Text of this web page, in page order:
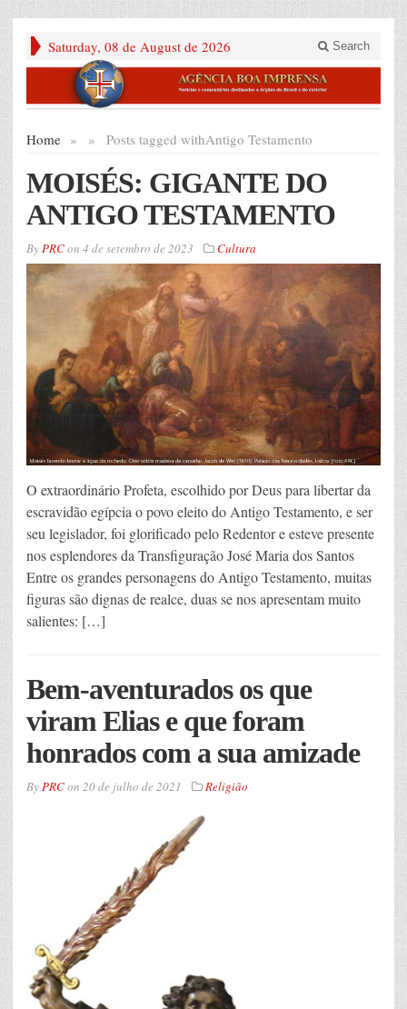
Saturday, 08 de August de 2026 Search
Home » Posts tagged with
» Antigo Testamento
MOISÉS: GIGANTE DO
ANTIGO TESTAMENTO
ByPRCon 4 de setembro de 2023 Cultura
O extraordinário Profeta, escolhido por Deus para libertar da
escravidão egípcia o povo eleito do Antigo Testamento, e ser
seu legislador, foi glorificado pelo Redentor e esteve presente
nos esplendores da Transfiguração José Maria dos Santos
Entre os grandes personagens do Antigo Testamento, muitas
figuras são dignas de realce, duas se nos apresentam muito
salientes: […]
Bem-aventurados os que
viram Elias e que foram
honrados com a sua amizade
ByPRCon 20 de julho de 2021 Religião